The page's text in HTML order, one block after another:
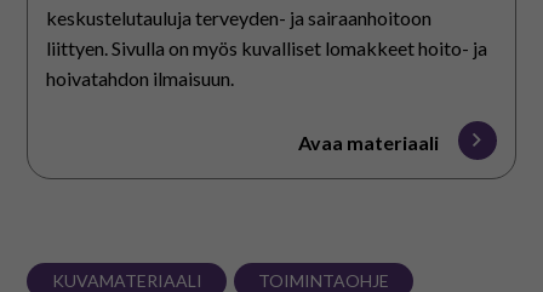
keskustelutauluja terveyden- ja sairaanhoitoon
liittyen. Sivulla on myös kuvalliset lomakkeet hoito- ja
hoivatahdon ilmaisuun.
Avaa materiaali
KUVAMATERIAALI TOIMINTAOHJE